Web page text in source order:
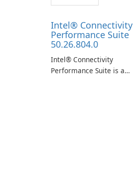
Intel® Connectivity
Performance Suite
50.26.804.0
Intel® Connectivity
Performance Suite is a